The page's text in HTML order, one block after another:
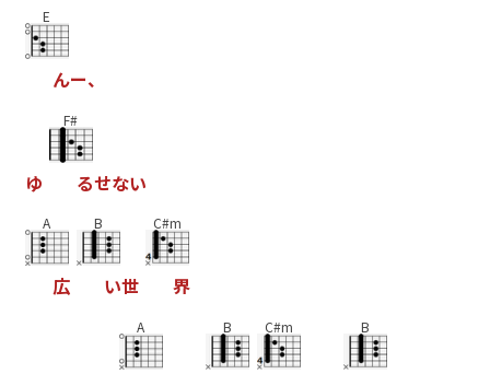
E
んー、
ゆ
F#
るせない
A
広
B
い世
C#m
界
A B C#m B